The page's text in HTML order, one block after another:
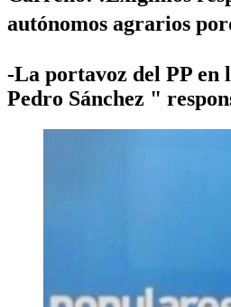
autónomos agrarios
-La portavoz del PP en
Pedro Sánchez "